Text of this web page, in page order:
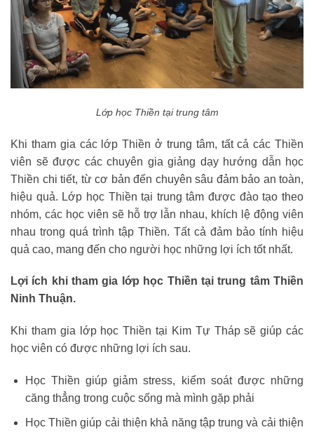
Lớp học Thiền tại trung tâm
Khi tham gia các lớp Thiền ở trung tâm, tất cả các Thiền
viên sẽ được các chuyên gia giảng dạy hướng dẫn học
Thiền chi tiết, từ cơ bản đến chuyên sâu đảm bảo an toàn,
hiệu quả. Lớp học Thiền tại trung tâm được đào tạo theo
nhóm, các học viên sẽ hỗ trợ lẫn nhau, khích lệ động viên
nhau trong quá trình tập Thiền. Tất cả đảm bảo tính hiệu
quả cao, mang đến cho người học những lợi ích tốt nhất.
Lợi ích khi tham gia lớp học Thiền tại trung tâm Thiền
Ninh Thuận.
Khi tham gia lớp học Thiền tại Kim Tự Tháp sẽ giúp các
học viên có được những lợi ích sau.
Học Thiền giúp giảm stress, kiểm soát được những
căng thẳng trong cuộc sống mà mình gặp phải
Học Thiền giúp cải thiện khả năng tập trung và cải thiện